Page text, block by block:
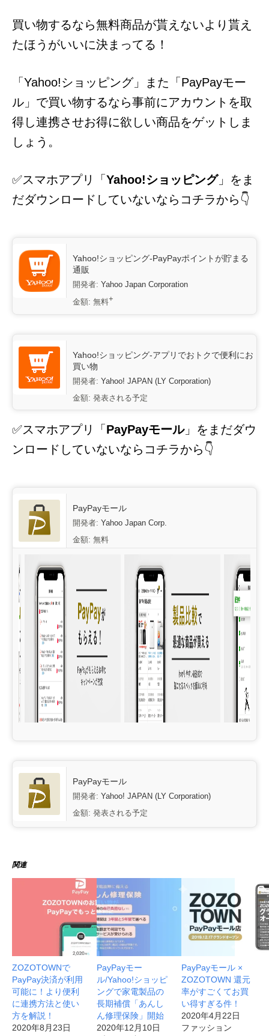
買い物するなら無料商品が貰えないより貰え
たほうがいいに決まってる！
「Yahoo!ショッピング」また「PayPayモー
ル」で買い物するなら事前にアカウントを取
得し連携させお得に欲しい商品をゲットしま
しょう。
✅スマホアプリ「 Yahoo!ショッピング」をま
だダウンロードしていないならコチラから👇
Yahoo!ショッピング-PayPayポイントが貯まる
通販
開発者: Yahoo Japan Corporation
金額: 無料+
Yahoo!ショッピング-アプリでおトクで便利にお
買い物
開発者: Yahoo! JAPAN (LY Corporation)
金額: 発表される予定
✅スマホアプリ「PayPayモール」をまだダウ
ンロードしていないならコチラから👇
‎PayPayモール
開発者: Yahoo Japan Corp.
金額: 無料
PayPayモール
開発者: Yahoo! JAPAN (LY Corporation)
金額: 発表される予定
関連
ZOZOTOWNで
PayPay決済が利用
可能に！より便利
に連携方法と使い
方を解説！
2020年8月23日
PayPayモー
ル/Yahoo!ショッピ
ングで家電製品の
長期補償「あんし
ん修理保険」開始
2020年12月10日
PayPayモール ×
ZOZOTOWN 還元
率がすごくてお買
い得すぎる件！
2020年4月22日
ファッション